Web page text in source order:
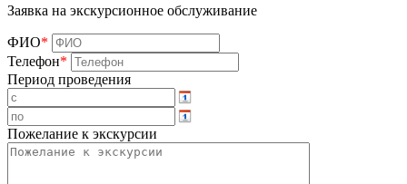
Заявка на экскурсионное обслуживание
ФИО*
Телефон*
Период проведения
Пожелание к экскурсии